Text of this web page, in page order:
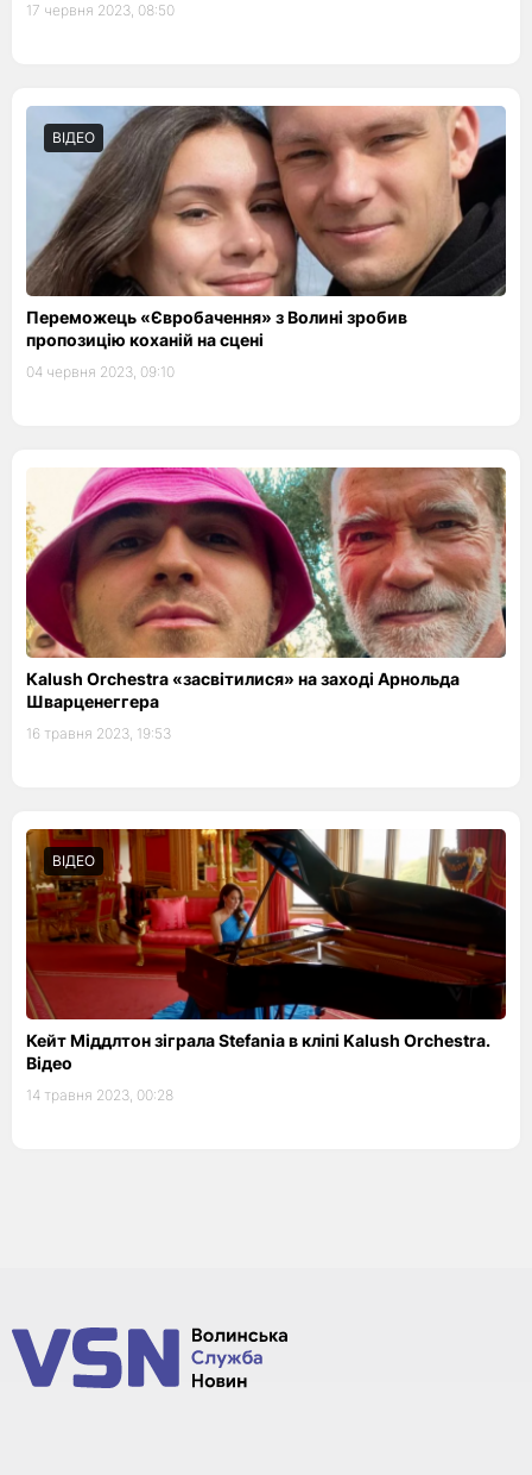
17 червня 2023, 08:50
ВІДЕО
Переможець «Євробачення» з Волині зробив
пропозицію коханій на сцені
04 червня 2023, 09:10
Кalush Orchestra «засвітилися» на заході Арнольда
Шварценеггера
16 травня 2023, 19:53
ВІДЕО
Кейт Міддлтон зіграла Stefania в кліпі Kalush Orchestra.
Відео
14 травня 2023, 00:28